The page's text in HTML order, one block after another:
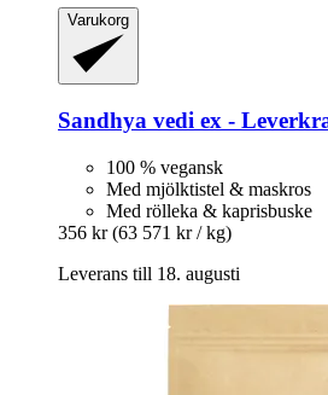
Varukorg
Sandhya vedi ex -​
100 % vegansk
Med mjölktistel & maskros
Med rölleka & kaprisbuske
356 kr (63 571 kr / kg)
Leverans till 18. augusti